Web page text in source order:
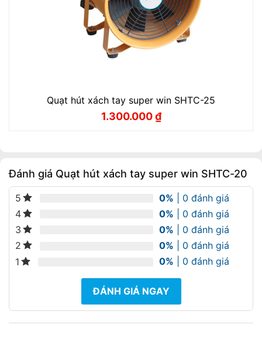
Quạt hút xách tay super win SHTC-25
Giá
1.300.000₫
Giá
Đánh giá Quạt hút xách tay super win SHTC-20
5 0% | 0 đánh giá
4
0% | 0 đánh giá
3
0% | 0 đánh giá
2
0% | 0 đánh giá
1
0% | 0 đánh giá
ĐÁNH GIÁ NGAY